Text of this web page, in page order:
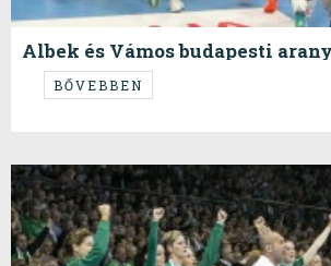
Albek és Vámos budapesti
...teljesen megérdemelt...
BŐVEBBEN